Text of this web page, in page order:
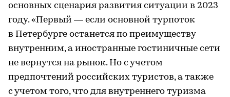
основных сценария развития ситуации в 2023
году. «Первый — если основной турпоток
в Петербурге останется по преимуществу
внутренним, а иностранные гостиничные сети
не вернутся на рынок. Но с учетом
предпочтений российских туристов, а также
с учетом того, что для внутреннего туризма